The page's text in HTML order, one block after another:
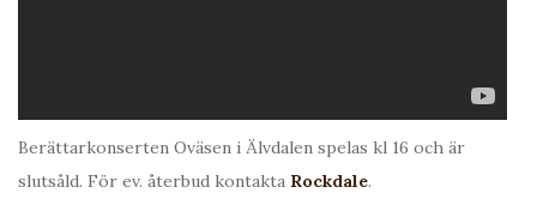
Berättarkonserten Oväsen i Älvdalen spelas kl 16 och är
slutsåld. För ev. återbud kontakta Rockdale.